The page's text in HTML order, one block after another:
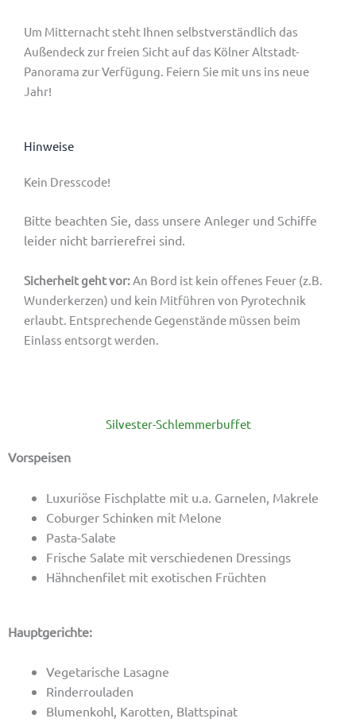
Um Mitternacht steht Ihnen selbstverständlich das
Außendeck zur freien Sicht auf das Kölner Altstadt-
Panorama zur Verfügung. Feiern Sie mit uns ins neue
Jahr!
Hinweise
Kein Dresscode!
Bitte beachten Sie, dass unsere Anleger und Schiffe
leider nicht barrierefrei sind.
Sicherheit geht vor:An Bord ist kein offenes Feuer (z.B.
Wunderkerzen) und kein Mitführen von Pyrotechnik
erlaubt. Entsprechende Gegenstände müssen beim
Einlass entsorgt werden.
Silvester-Schlemmerbuffet
Vorspeisen
Luxuriöse Fischplatte mit u.a. Garnelen, Makrele
Coburger Schinken mit Melone
Pasta-Salate
Frische Salate mit verschiedenen Dressings
Hähnchenfilet mit exotischen Früchten
Hauptgerichte:
Vegetarische Lasagne
Rinderrouladen
Blumenkohl, Karotten, Blattspinat